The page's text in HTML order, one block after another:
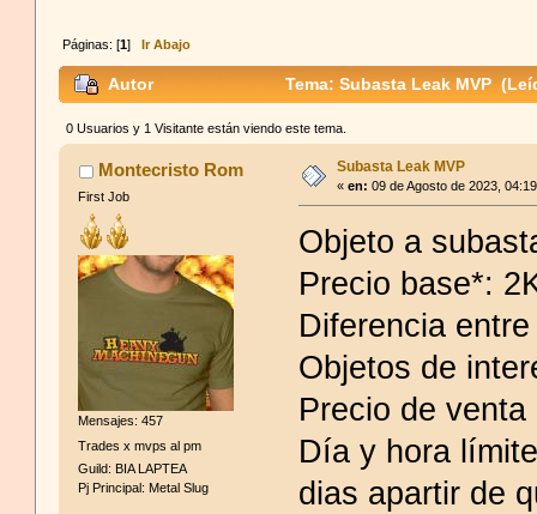
Páginas: [1] Ir Abajo
Autor Tema: Subasta Leak MVP
0 Usuarios y 1 Visitante están viendo este tema.
Montecristo Rom
First Job
Mensajes: 457
Trades x mvps al pm
Guild: BIA LAPTEA
Pj Principal: Metal Slug
Subasta Leak MVP
«en: 09 de Agosto de 2023,
Objeto a
Precio base*:
Diferencia
Objetos de
Precio de venta
Día y hora
dias apartir de